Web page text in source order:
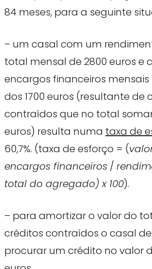
84 meses, para a seguinte
– um casal com um
total mensal de 2800 euros e
encargos financeiros
dos 1700 euros (resultante de
contraídos que no total
euros) resulta numa taxa de
60,7%. (taxa de esforço = (
encargos financeiros/
total do agregado) x 100).
– para amortizar o valor do
créditos contraídos o casal
procurar um crédito no valor